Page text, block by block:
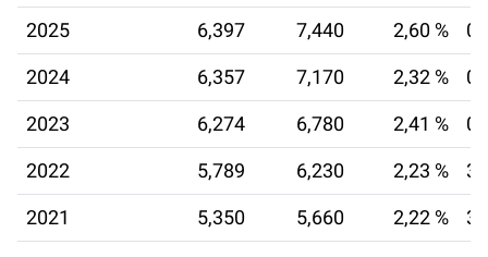
2025 6,397 7,440 2,60 %
2024 6,357 7,170 2,32 %
2023 6,274 6,780 2,41 %
2022 5,789 6,230 2,23 %
2021 5,350 5,660 2,22 %